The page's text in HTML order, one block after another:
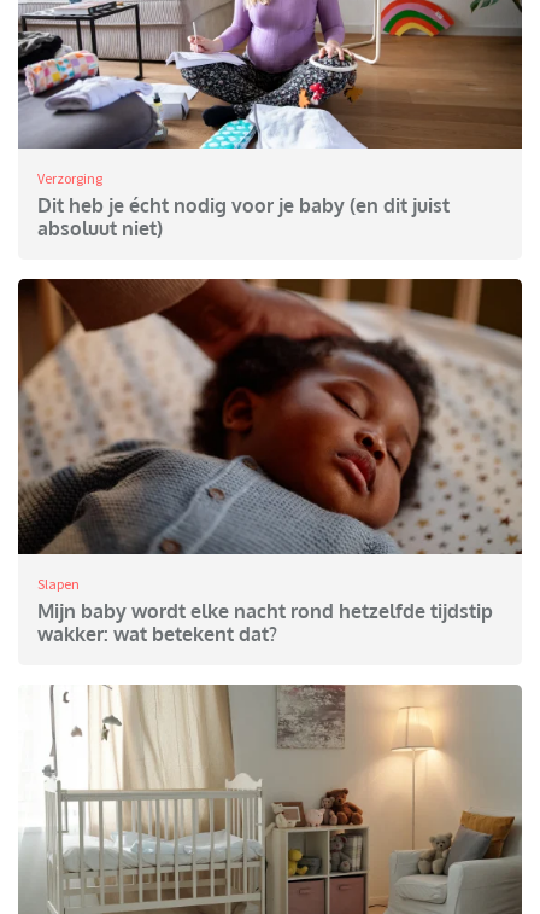
Verzorging
Dit heb je écht nodig voor je baby (en dit juist
absoluut niet)
Slapen
Mijn baby wordt elke nacht rond hetzelfde tijdstip
wakker: wat betekent dat?